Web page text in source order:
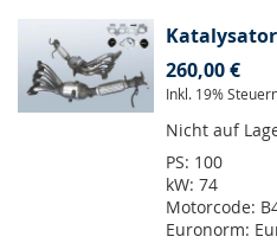
Katalysator
260,00 €
Inkl. 19%
Nicht auf
PS: 100
kW: 74
Motorcode:
Euronorm: